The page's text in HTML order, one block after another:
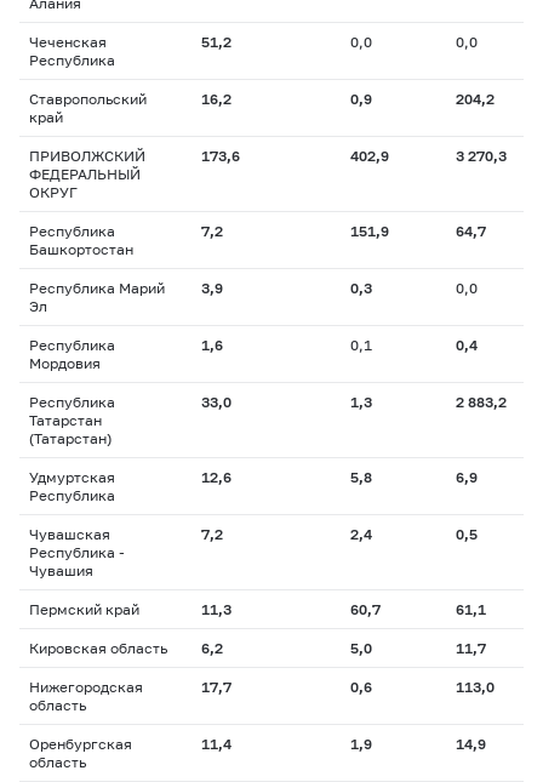
Чеченская
Республика
51,2 0,0 0,0
Ставропольский
край
16,2 0,9 204,2
ПРИВОЛЖСКИЙ
ФЕДЕРАЛЬНЫЙ
ОКРУГ
173,6 402,9 3 270,3
Республика
Башкортостан
7,2 151,9 64,7
Республика Марий
Эл
3,9 0,3 0,0
Республика
Мордовия
1,6 0,1 0,4
Республика
Татарстан
(Татарстан)
33,0 1,3 2 883,2
Удмуртская
Республика
12,6 5,8 6,9
Чувашская
Республика -
Чувашия
7,2 2,4 0,5
Пермский край 11,3 60,7 61,1
Кировская область 6,2 5,0 11,7
Нижегородская
область
17,7 0,6 113,0
Оренбургская
область
11,4 1,9 14,9